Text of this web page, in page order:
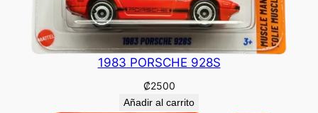
1983 PORSCHE 928S
₡2500
Añadir al carrito